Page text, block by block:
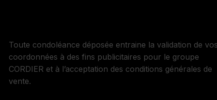
Toute condoléance déposée entraine la validation de
coordonnées à des fins publicitaires pour le groupe
CORDIER et à l’acceptation des conditions générales de
vente.